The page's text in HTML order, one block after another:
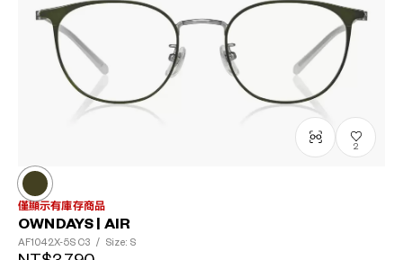
2
僅顯示有庫存商品
OWNDAYS | AIR
AF1042X-5S C3 / Size: S